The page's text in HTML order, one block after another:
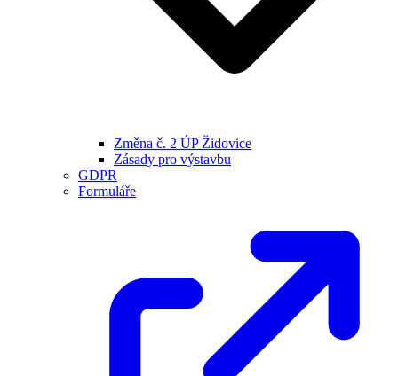
Změna č. 2 ÚP Židovice
Zásady pro výstavbu
GDPR
Formuláře